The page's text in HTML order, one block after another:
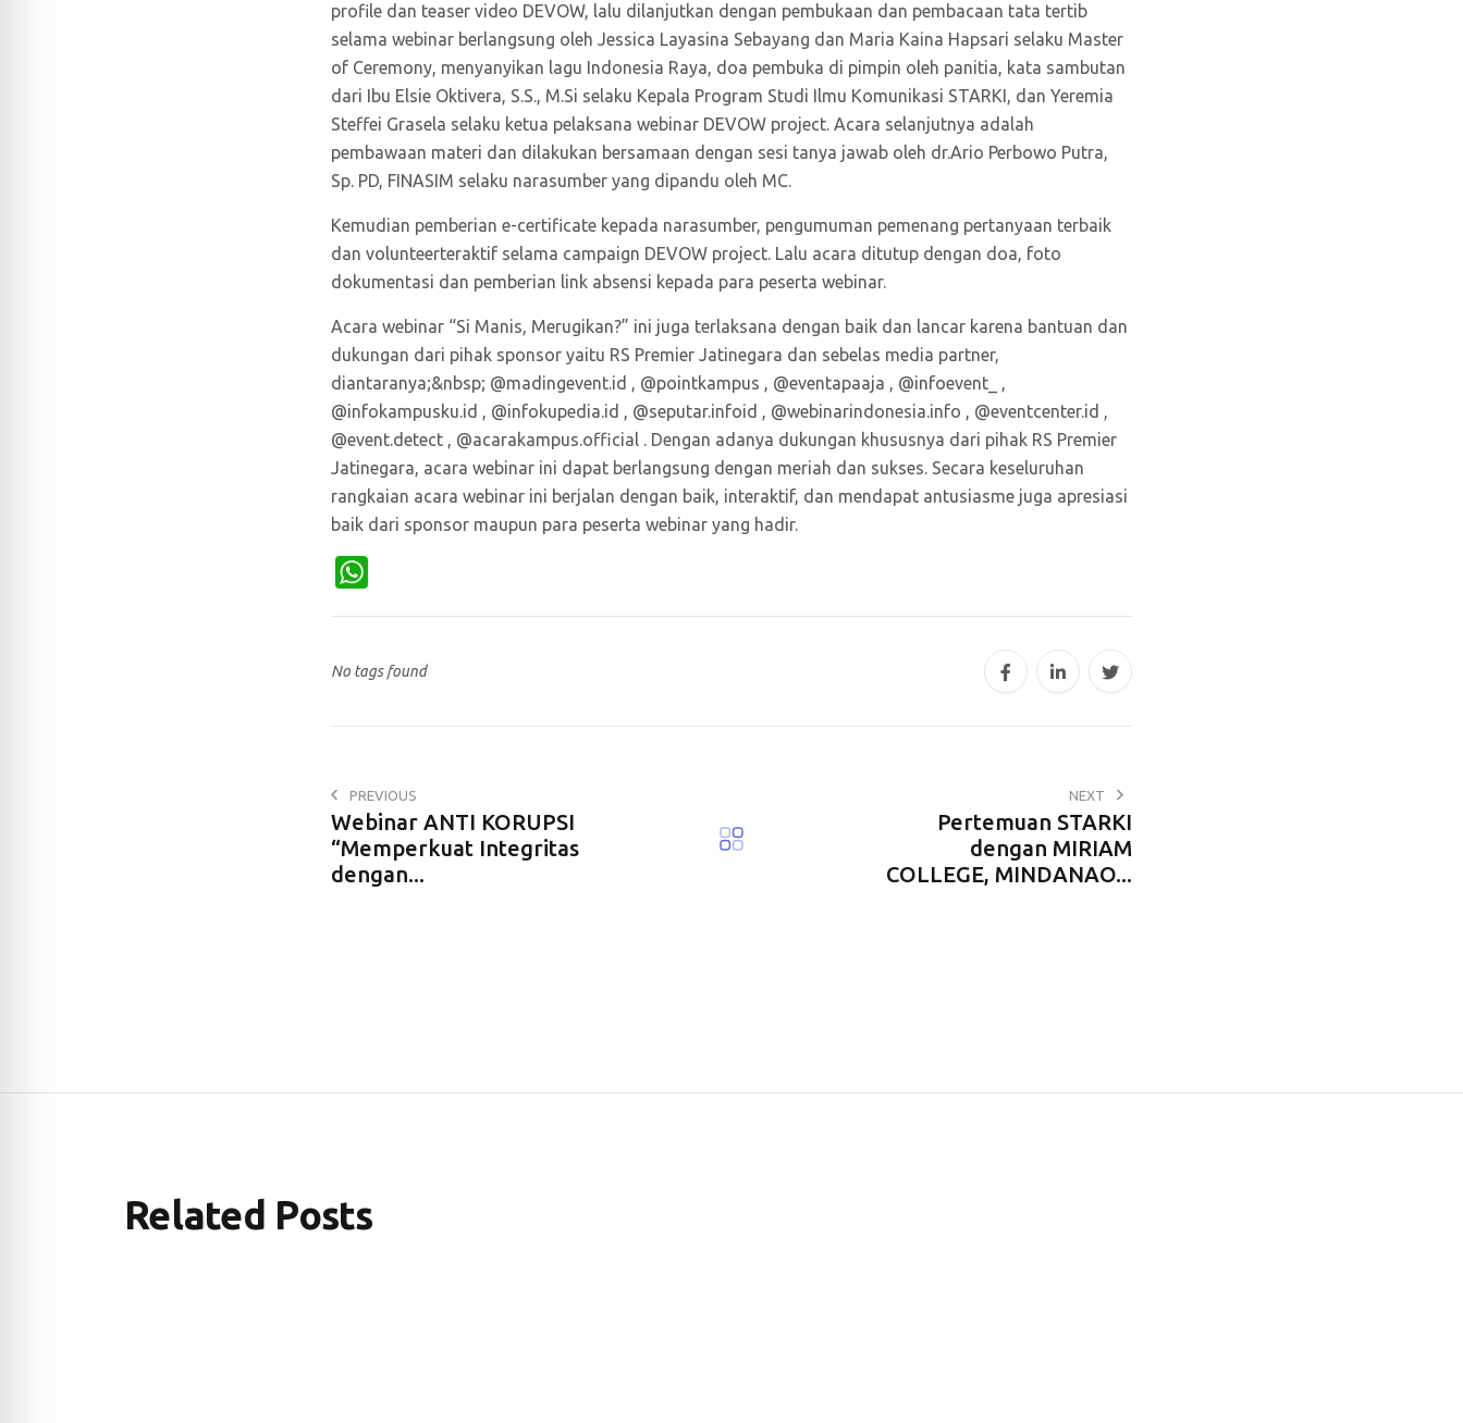
profile dan teaser video DEVOW, lalu dilanjutkan dengan pembukaan dan pembacaan tata tertib
selama webinar berlangsung oleh Jessica Layasina Sebayang dan Maria Kaina Hapsari selaku Master
of Ceremony, menyanyikan lagu Indonesia Raya, doa pembuka di pimpin oleh panitia, kata sambutan
dari Ibu Elsie Oktivera, S.S., M.Si selaku Kepala Program Studi Ilmu Komunikasi STARKI, dan Yeremia
Steffei Grasela selaku ketua pelaksana webinar DEVOW project. Acara selanjutnya adalah
pembawaan materi dan dilakukan bersamaan dengan sesi tanya jawab oleh dr.Ario Perbowo Putra,
Sp. PD, FINASIM selaku narasumber yang dipandu oleh MC.
Kemudian pemberian e-certificate kepada narasumber, pengumuman pemenang pertanyaan terbaik
dan volunteerteraktif selama campaign DEVOW project. Lalu acara ditutup dengan doa, foto
dokumentasi dan pemberian link absensi kepada para peserta webinar.
Acara webinar “Si Manis, Merugikan?” ini juga terlaksana dengan baik dan lancar karena bantuan dan
dukungan dari pihak sponsor yaitu RS Premier Jatinegara dan sebelas media partner,
diantaranya;&nbsp; @madingevent.id , @pointkampus , @eventapaaja , @infoevent_ ,
@infokampusku.id , @infokupedia.id , @seputar.infoid , @webinarindonesia.info , @eventcenter.id ,
@event.detect , @acarakampus.official . Dengan adanya dukungan khususnya dari pihak RS Premier
Jatinegara, acara webinar ini dapat berlangsung dengan meriah dan sukses. Secara keseluruhan
rangkaian acara webinar ini berjalan dengan baik, interaktif, dan mendapat antusiasme juga apresiasi
baik dari sponsor maupun para peserta webinar yang hadir.
t
p
No tags found
PREVIOUS
Webinar ANTI KORUPSI
“Memperkuat Integritas
dengan...
NEXT
Pertemuan STARKI
dengan MIRIAM
COLLEGE, MINDANAO...
Related Posts